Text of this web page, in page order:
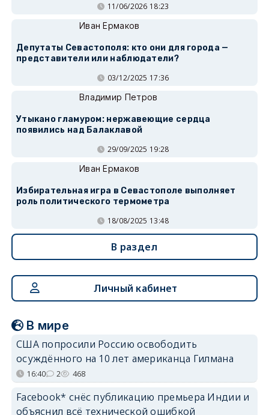
11/06/2026 18:23
Иван Ермаков
Депутаты Севастополя: кто они для города —
представители или наблюдатели?
03/12/2025 17:36
Владимир Петров
Утыкано гламуром: нержавеющие сердца
появились над Балаклавой
29/09/2025 19:28
Иван Ермаков
Избирательная игра в Севастополе выполняет
роль политического термометра
18/08/2025 13:48
В раздел
Личный кабинет
В мире
США попросили Россию освободить
осуждённого на 10 лет американца Гилмана
16:40 2 468
Facebook* снёс публикацию премьера Индии и
объяснил всё технической ошибкой